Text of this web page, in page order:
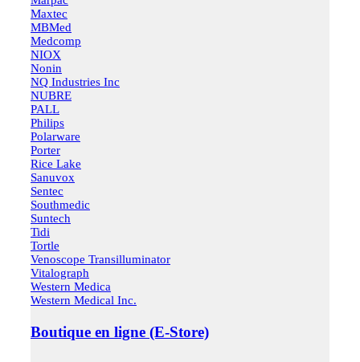
Maxtec
MBMed
Medcomp
NIOX
Nonin
NQ Industries Inc
NUBRE
PALL
Philips
Polarware
Porter
Rice Lake
Sanuvox
Sentec
Southmedic
Suntech
Tidi
Tortle
Venoscope Transilluminator
Vitalograph
Western Medica
Western Medical Inc.
Boutique en ligne (E-Store)